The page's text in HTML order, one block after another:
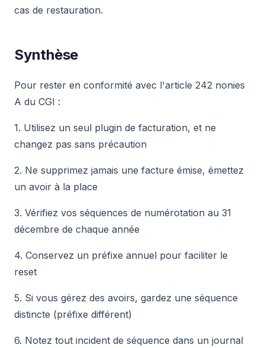
cas de restauration.
Synthèse
Pour rester en conformité avec l'article 242 nonies
A du CGI :
1. Utilisez un seul plugin de facturation, et ne
changez pas sans précaution
2. Ne supprimez jamais une facture émise, émettez
un avoir à la place
3. Vérifiez vos séquences de numérotation au 31
décembre de chaque année
4. Conservez un préfixe annuel pour faciliter le
reset
5. Si vous gérez des avoirs, gardez une séquence
distincte (préfixe différent)
6. Notez tout incident de séquence dans un journal